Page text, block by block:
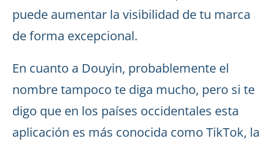
puede aumentar la visibilidad de tu marca
de forma excepcional.
En cuanto a Douyin, probablemente el
nombre tampoco te diga mucho, pero si te
digo que en los países occidentales esta
aplicación es más conocida como TikTok, la